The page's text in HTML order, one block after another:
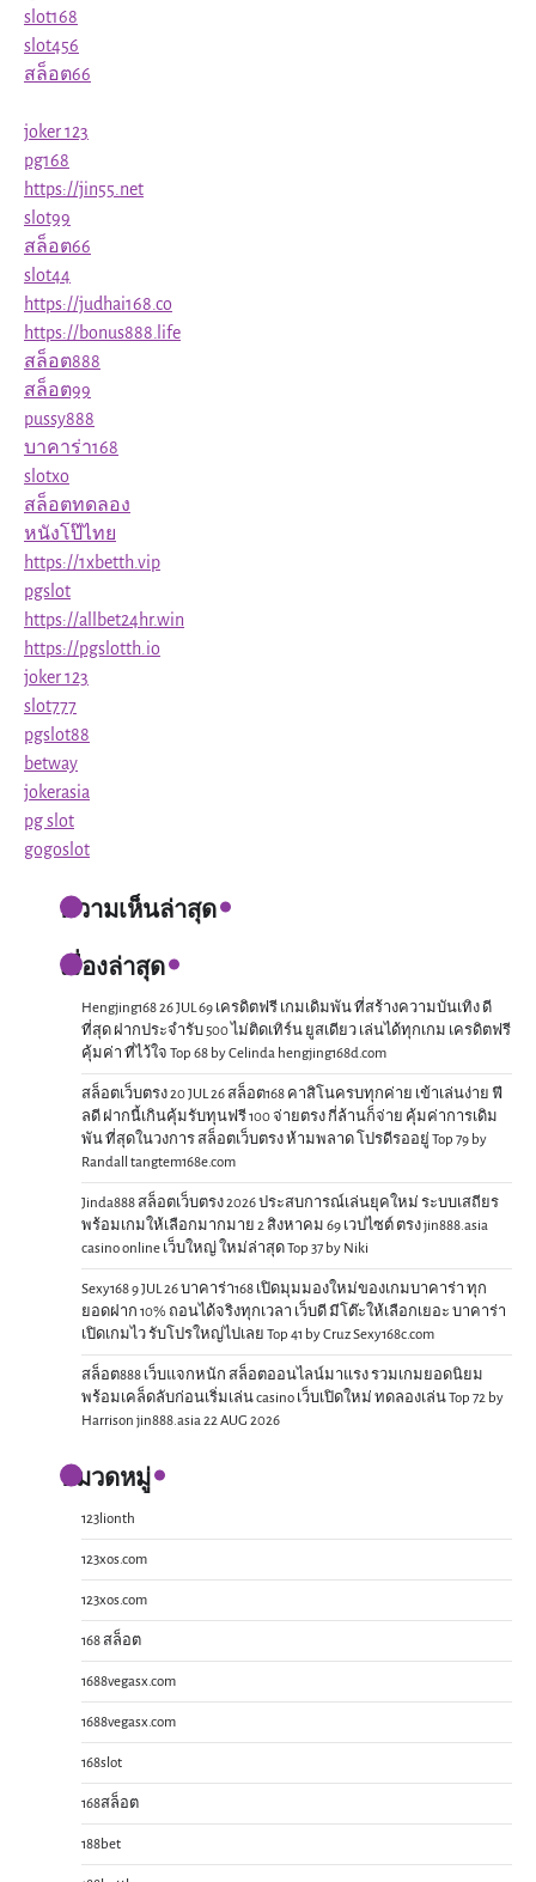
slot168
slot456
สล็อต66
joker 123
pg168
https://jin55.net
slot99
สล็อต66
slot44
https://judhai168.co
https://bonus888.life
สล็อต888
สล็อต99
pussy888
บาคาร่า168
slotxo
สล็อตทดลอง
หนังโป๊ไทย
https://1xbetth.vip
pgslot
https://allbet24hr.win
https://pgslotth.io
joker 123
slot777
pgslot88
betway
jokerasia
pg slot
gogoslot
ความเห็นล่าสุด
เรื่องล่าสุด
Hengjing168 26 JUL 69 เครดิตฟรี เกมเดิมพัน ที่สร้างความบันเทิง ดี
ที่สุด ฝากประจำรับ 500 ไม่ติดเทิร์น ยูสเดียว เล่นได้ทุกเกม เครดิตฟรี
คุ้มค่า ที่ไว้ใจ Top 68 by Celinda hengjing168d.com
สล็อตเว็บตรง 20 JUL 26 สล็อต168 คาสิโนครบทุกค่าย เข้าเล่นง่าย ฟี
ลดี ฝากนี้เกินคุ้มรับทุนฟรี 100 จ่ายตรง กี่ล้านก็จ่าย คุ้มค่าการเดิม
พัน ที่สุดในวงการ สล็อตเว็บตรง ห้ามพลาด โปรดีรออยู่ Top 79 by
Randall tangtem168e.com
Jinda888 สล็อตเว็บตรง 2026 ประสบการณ์เล่นยุคใหม่ ระบบเสถียร
พร้อมเกมให้เลือกมากมาย 2 สิงหาคม 69 เวปไซต์ ตรง jin888.asia
casino online เว็บใหญ่ ใหม่ล่าสุด Top 37 by Niki
Sexy168 9 JUL 26 บาคาร่า168 เปิดมุมมองใหม่ของเกมบาคาร่า ทุก
ยอดฝาก 10% ถอนได้จริงทุกเวลา เว็บดี มีโต๊ะให้เลือกเยอะ บาคาร่า
เปิดเกมไว รับโปรใหญ่ไปเลย Top 41 by Cruz Sexy168c.com
สล็อต888 เว็บแจกหนัก สล็อตออนไลน์มาแรง รวมเกมยอดนิยม
พร้อมเคล็ดลับก่อนเริ่มเล่น casino เว็บเปิดใหม่ ทดลองเล่น Top 72 by
Harrison jin888.asia 22 AUG 2026
หมวดหมู่
123lionth
123xos.com
123xos.com
168 สล็อต
1688vegasx.com
1688vegasx.com
168slot
168สล็อต
188bet